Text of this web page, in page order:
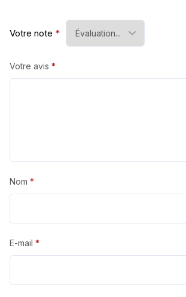
Votre note *
Votre avis *
Nom *
E-mail *